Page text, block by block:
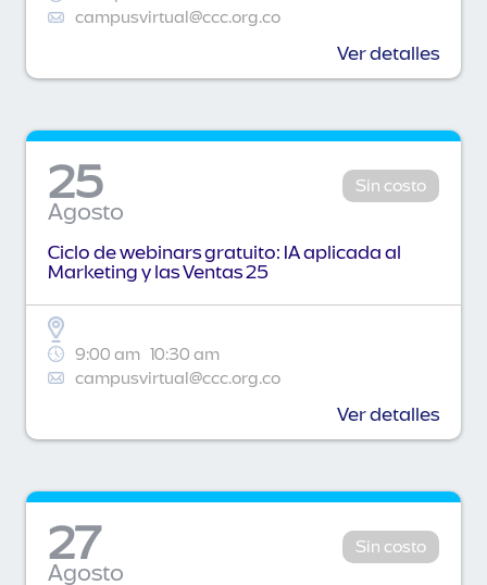
campusvirtual@ccc.org.co
Ver detalles
25
Agosto
Sin costo
Ciclo de webinars gratuito: IA aplicada al
Marketing y las Ventas 25
9:00 am 10:30 am
campusvirtual@ccc.org.co
Ver detalles
27
Agosto
Sin costo